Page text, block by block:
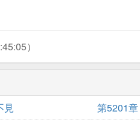
）
見
第5201